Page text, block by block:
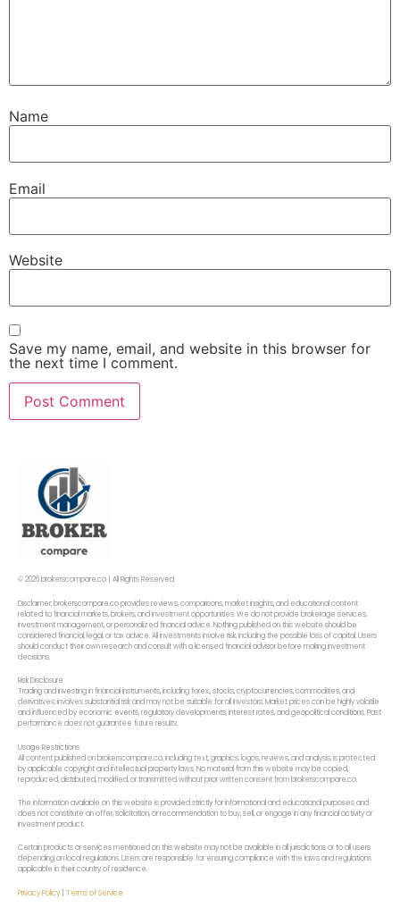
Name
Email
Website
Save my name, email, and website in this browser for
the next time I comment.
© 2026 brokerscompare.co | All Rights Reserved
Disclaimer: brokerscompare.co provides reviews, comparisons, market insights, and educational content
related to financial markets, brokers, and investment opportunities. We do not provide brokerage services,
investment management, or personalized financial advice. Nothing published on this website should be
considered financial, legal, or tax advice. All investments involve risk, including the possible loss of capital. Users
should conduct their own research and consult with a licensed financial advisor before making investment
decisions.
Risk Disclosure
Trading and investing in financial instruments, including forex,, stocks, cryptocurrencies, commodities, and
derivatives, involves substantial risk and may not be suitable for all investors. Market prices can be highly volatile
and influenced by economic events, regulatory developments, interest rates, and geopolitical conditions. Past
performance does not guarantee future results.
Usage Restrictions
All content published on brokerscompare.co, including text, graphics, logos, reviews, and analysis, is protected
by applicable copyright and intellectual property laws. No material from this website may be copied,
reproduced, distributed, modified, or transmitted without prior written consent from brokerscompare.co.
The information available on this website is provided strictly for informational and educational purposes and
does not constitute an offer, solicitation, or recommendation to buy, sell, or engage in any financial activity or
investment product.
Certain products or services mentioned on this website may not be available in all jurisdictions or to all users
depending on local regulations. Users are responsible for ensuring compliance with the laws and regulations
applicable in their country of residence.
Privacy Policy Terms of Service